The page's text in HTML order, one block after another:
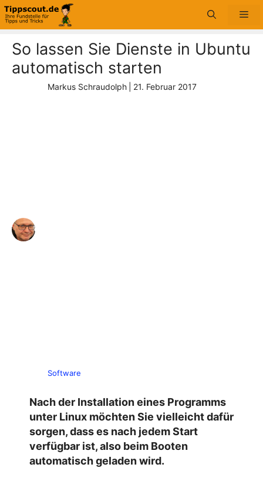
Zum
Inhalt
So lassen Sie Dienste in Ubuntu
automatisch starten
Markus Schraudolph 21. Februar 2017
Software
Nach der Installation eines Programms
unter Linux möchten Sie vielleicht dafür
sorgen, dass es nach jedem Start
verfügbar ist, also beim Booten
automatisch geladen wird.